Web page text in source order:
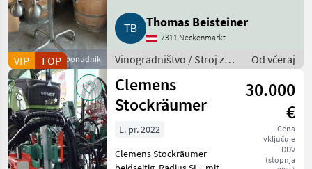
Poslovni ponudnik
VIP TOP
Thomas Beisteiner
7311 Neckenmarkt
Vinogradništvo / Stroj za
kletarjenje
Od včeraj
Clemens
Stockräumer
30.000
€
Cena
vključuje
DDV
(stopnja
L. pr. 2022
Clemens Stockräumer